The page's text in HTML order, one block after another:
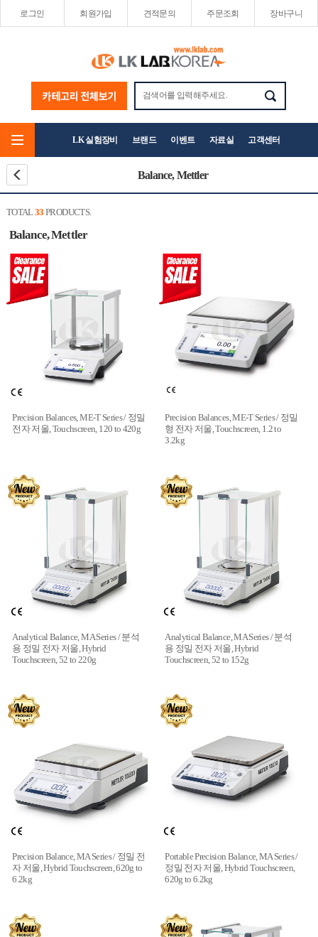
로그인 회원가입 견적문의 주문조회 장바구니
LK 실험장비 브랜드 이벤트 자료실 고객센터
Balance, Mettler
TOTAL33 PRODUCTS.
Balance, Mettler
Precision Balances, ME-T Series / 정밀
전자 저울, Touchscreen, 120 to 420g
Precision Balances, ME-T Series / 정밀
형 전자 저울, Touchscreen, 1.2 to
3.2kg
Analytical Balance, MA Series / 분석
용 정밀 전자 저울, Hybrid
Touchscreen, 52 to 220g
Analytical Balance, MA Series / 분석
용 정밀 전자 저울, Hybrid
Touchscreen, 52 to 152g
Precision Balance, MA Series / 정밀 전
자 저울, Hybrid Touchscreen, 620g to
6.2kg
Portable Precision Balance, MA Series /
정밀 전자 저울, Hybrid Touchscreen,
620g to 6.2kg